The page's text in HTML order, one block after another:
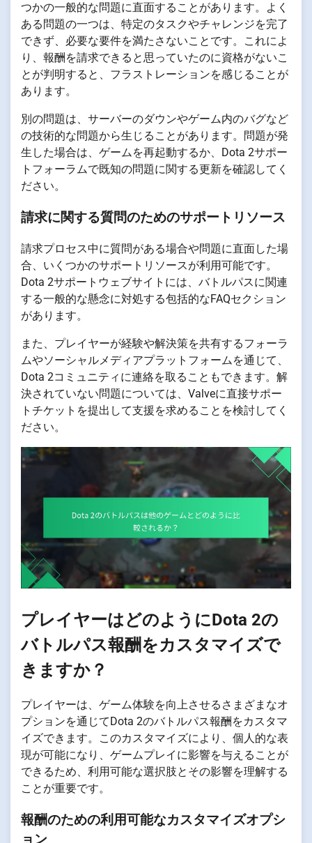
つかの一般的な問題に直面することがあります。よく
ある問題の一つは、特定のタスクやチャレンジを完了
できず、必要な要件を満たさないことです。これによ
り、報酬を請求できると思っていたのに資格がないこ
とが判明すると、フラストレーションを感じることが
あります。
別の問題は、サーバーのダウンやゲーム内のバグなど
の技術的な問題から生じることがあります。問題が発
生した場合は、ゲームを再起動するか、Dota 2サポー
トフォーラムで既知の問題に関する更新を確認してく
ださい。
請求に関する質問のためのサポートリソース
請求プロセス中に質問がある場合や問題に直面した場
合、いくつかのサポートリソースが利用可能です。
Dota 2サポートウェブサイトには、バトルパスに関連
する一般的な懸念に対処する包括的なFAQセクション
があります。
また、プレイヤーが経験や解決策を共有するフォーラ
ムやソーシャルメディアプラットフォームを通じて、
Dota 2コミュニティに連絡を取ることもできます。解
決されていない問題については、Valveに直接サポー
トチケットを提出して支援を求めることを検討してく
ださい。
プレイヤーはどのようにDota 2の
バトルパス報酬をカスタマイズで
きますか？
プレイヤーは、ゲーム体験を向上させるさまざまなオ
プションを通じてDota 2のバトルパス報酬をカスタマ
イズできます。このカスタマイズにより、個人的な表
現が可能になり、ゲームプレイに影響を与えることが
できるため、利用可能な選択肢とその影響を理解する
ことが重要です。
報酬のための利用可能なカスタマイズオプシ
ョン